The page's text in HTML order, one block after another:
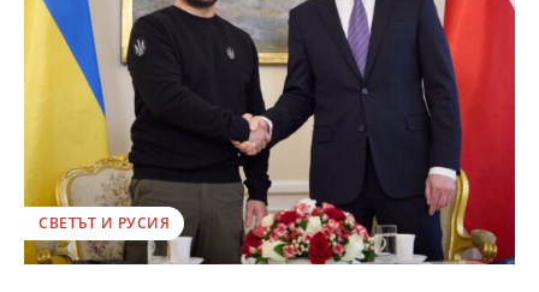
СВЕТЪТ И РУСИЯ